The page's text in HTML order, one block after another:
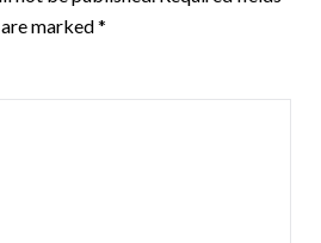
are marked*